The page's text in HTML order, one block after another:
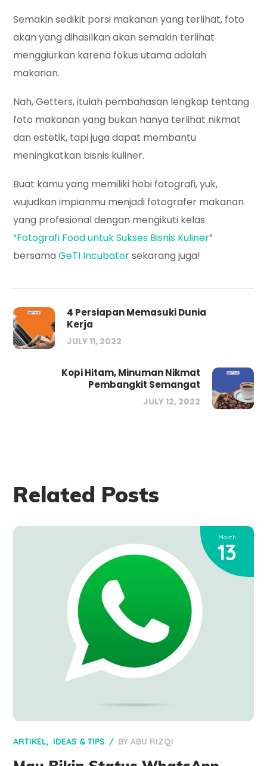
Semakin sedikit porsi makanan yang terlihat, foto
akan yang dihasilkan akan semakin terlihat
menggiurkan karena fokus utama adalah
makanan.
Nah, Getters, itulah pembahasan lengkap tentang
foto makanan yang bukan hanya terlihat nikmat
dan estetik, tapi juga dapat membantu
meningkatkan bisnis kuliner.
Buat kamu yang memiliki hobi fotografi, yuk,
wujudkan impianmu menjadi fotografer makanan
yang profesional dengan mengikuti kelas
“Fotografi Food untuk Sukses Bisnis Kuliner”
bersamaGeTI Incubatorsekarang juga!
4 Persiapan Memasuki Dunia
Kerja
JULY 11, 2022
Kopi Hitam, Minuman Nikmat
Pembangkit Semangat
JULY 12, 2022
Related Posts
March
13
ARTIKEL IDEAS & TIPS BYABU RIZQI